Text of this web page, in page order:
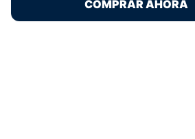
Política de CookiesPolítica de Privacidad
COMPRAR AHORA